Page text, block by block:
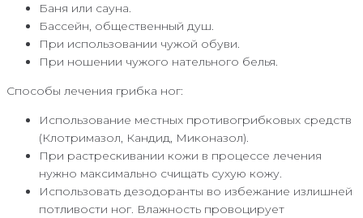
Баня или сауна.
Бассейн, общественный душ.
При использовании чужой обуви.
При ношении чужого нательного белья.
Способы лечения грибка ног:
Использование местных противогрибковых средств
(Клотримазол, Кандид, Миконазол).
При растрескивании кожи в процессе лечения
нужно максимально счищать сухую кожу.
Использовать дезодоранты во избежание излишней
потливости ног. Влажность провоцирует